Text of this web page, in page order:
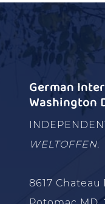
German
Washington
WELTOFFEN.
8617 Chateau